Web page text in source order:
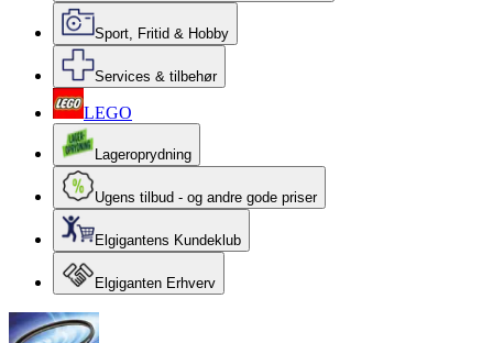
Sport, Fritid & Hobby
Services & tilbehør
LEGO
Lageroprydning
Ugens tilbud - og andre gode priser
Elgigantens Kundeklub
Elgiganten Erhverv